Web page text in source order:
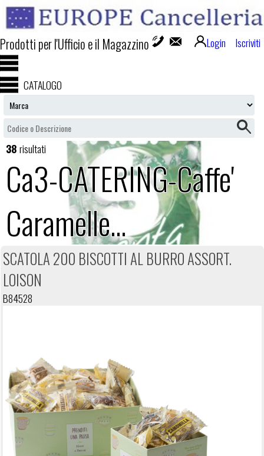
Prodotti per l'Ufficio e il Magazzino Login Iscriviti
CATALOGO
38risultati
Ca3-CATERING-Caffe'
Caramelle...
SCATOLA 200 BISCOTTI AL BURRO ASSORT.
LOISON
B84528